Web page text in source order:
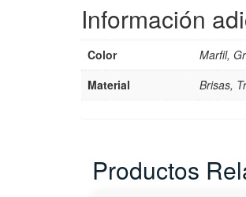
Información
Color
Marfil,
Material
Brisas,
Productos